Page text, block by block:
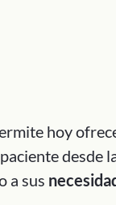
hoy
desde
a sus